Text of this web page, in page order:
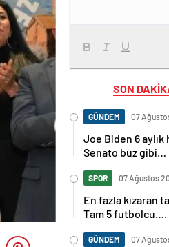
SON
GÜNDEM 07
Joe Biden 6 aylık
Senato buz gibi…
SPOR 07 Ağustos
En fazla kızaran
Tam 5 futbolcu….
GÜNDEM 07